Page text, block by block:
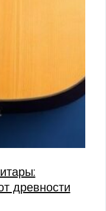
древности